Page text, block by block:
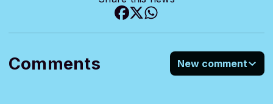
Comments New comment